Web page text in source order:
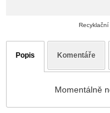
Popis Komentáře
Momentálně